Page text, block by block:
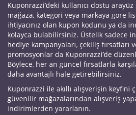
Kuponrazzi’deki kullanıcı dostu arayüz
mağaza, kategori veya markaya göre
ihtiyacınız olan kupon kodunu ya da
kolayca bulabilirsiniz. Üstelik sadece
hediye kampanyaları, çekiliş fırsatları
promosyonlar da Kuponrazzi’de
Böylece, her an güncel fırsatlarla
daha avantajlı hale getirebilirsiniz.
Kuponrazzi ile akıllı alışverişin keyfini
güvenilir mağazalarından alışveriş
indirimlerden yararlanın.